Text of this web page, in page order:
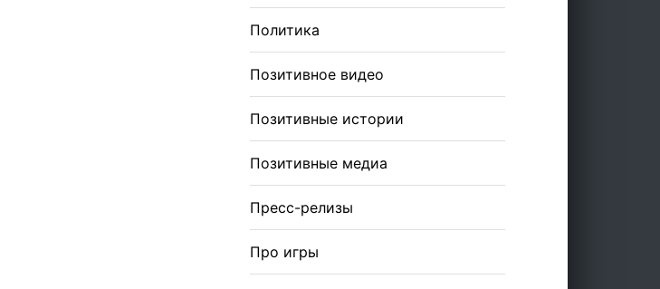
Политика
Позитивное видео
Позитивные истории
Позитивные медиа
Пресс-релизы
Про игры